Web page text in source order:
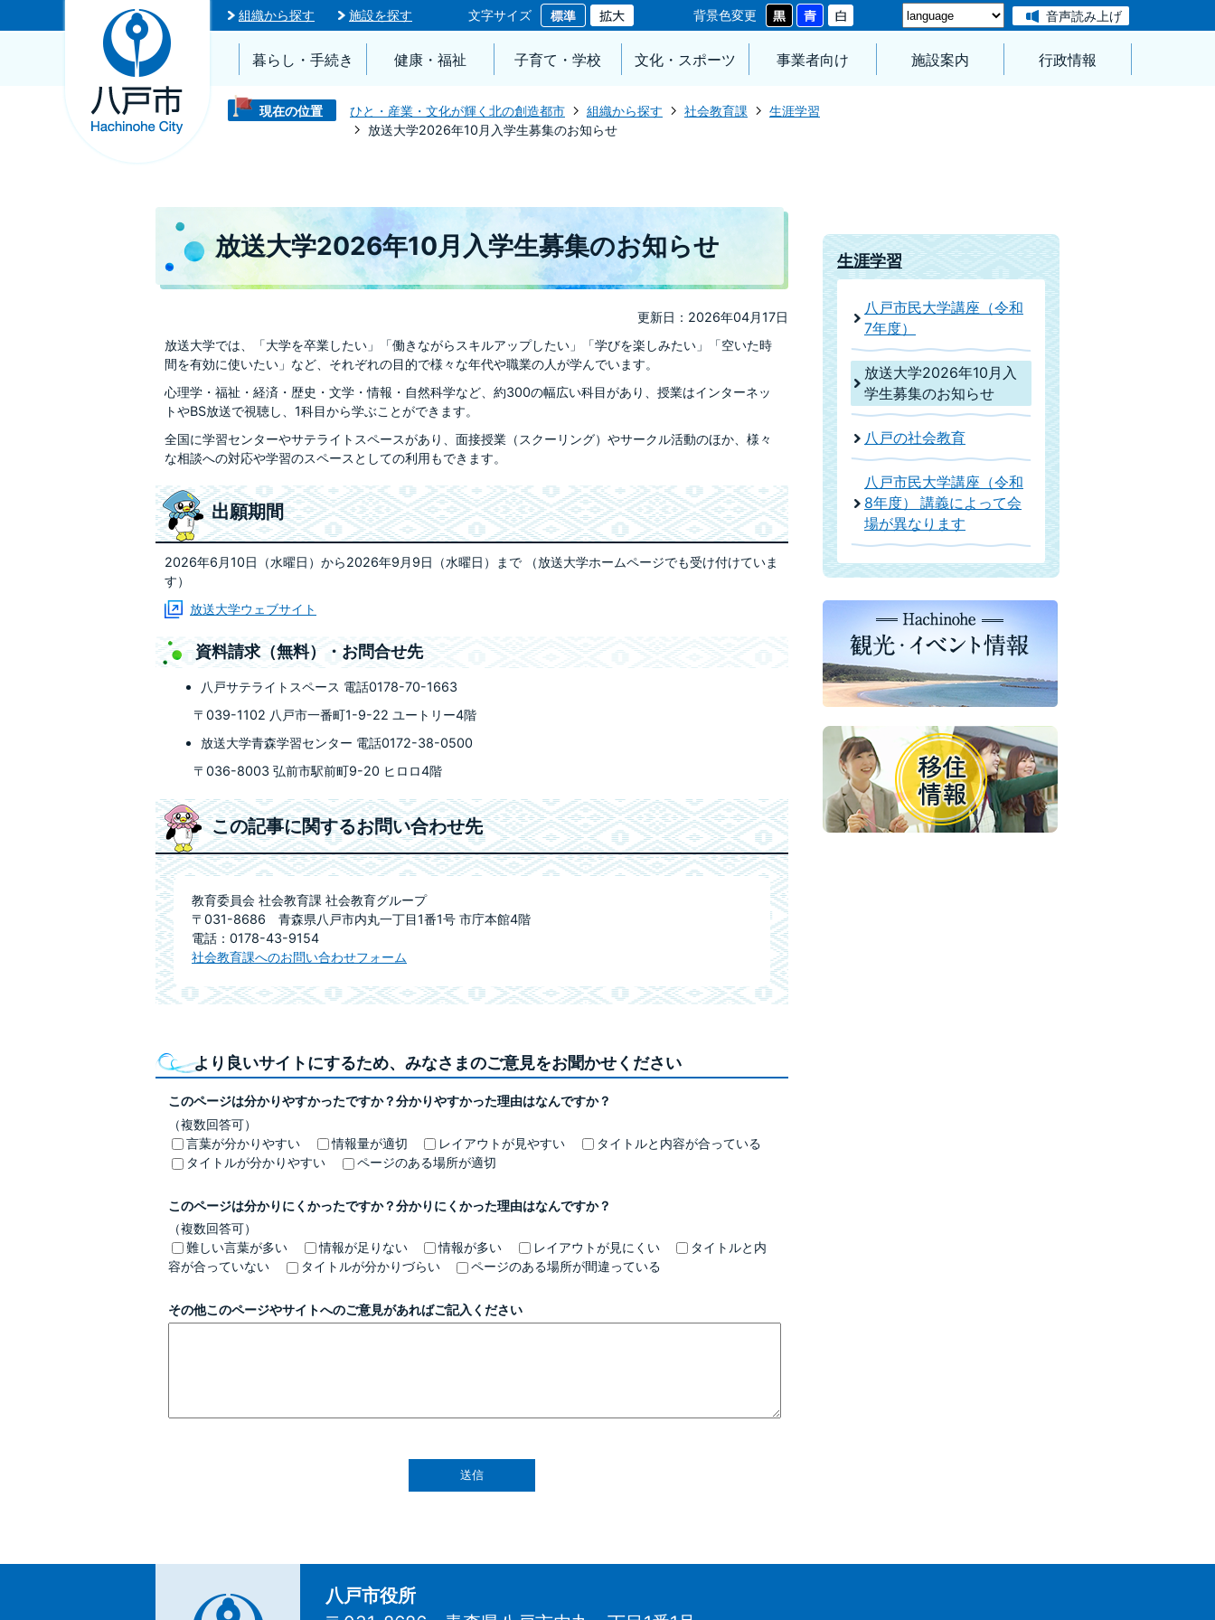
組織から探す 施設を探す 文字サイズ 背景色変更 音声読み上げ
暮らし・手続き 健康・福祉 子育て・学校 文化・スポーツ 事業者向け 施設案内 行政情報
現在の位置 ひと・産業・文化が輝く北の創造都市 組織から探す 社会教育課
生涯学習
放送大学2026年10月入学生募集のお知らせ
放送大学2026年10月入学生募集のお知らせ
更新日：2026年04月17日
放送大学では、「大学を卒業したい」「働きながらスキルアップしたい」「学びを楽しみたい」「空いた時
間を有効に使いたい」など、それぞれの目的で様々な年代や職業の人が学んでいます。
心理学・福祉・経済・歴史・文学・情報・自然科学など、約300の幅広い科目があり、授業はインターネッ
トやBS放送で視聴し、1科目から学ぶことができます。
全国に学習センターやサテライトスペースがあり、面接授業（スクーリング）やサークル活動のほか、様々
な相談への対応や学習のスペースとしての利用もできます。
出願期間
2026年6月10日（水曜日）から2026年9月9日（水曜日）まで （放送大学ホームページでも受け付けていま
す）
放送大学ウェブサイト
資料請求（無料）・お問合せ先
八戸サテライトスペース 電話0178-70-1663
〒039-1102 八戸市一番町1-9-22 ユートリー4階
放送大学青森学習センター 電話0172-38-0500
〒036-8003 弘前市駅前町9-20 ヒロロ4階
この記事に関するお問い合わせ先
教育委員会 社会教育課 社会教育グループ
〒031-8686 青森県八戸市内丸一丁目1番1号 市庁本館4階
電話：0178-43-9154
社会教育課へのお問い合わせフォーム
より良いサイトにするため、みなさまのご意見をお聞かせください
このページは分かりやすかったですか？分かりやすかった理由はなんですか？
（複数回答可）
言葉が分かりやすい
情報量が適切 レイアウトが見やすい
タイトルと内容が合っている
タイトルが分かりやすい
ページのある場所が適切
このページは分かりにくかったですか？分かりにくかった理由はなんですか？
（複数回答可）
難しい言葉が多い
情報が足りない 情報が多い レイアウトが見にくい
タイトルと内
容が合っていない
タイトルが分かりづらい ページのある場所が間違っている
その他このページやサイトへのご意見があればご記入ください
生涯学習
八戸市民大学講座（令和
7年度）
放送大学2026年10月入
学生募集のお知らせ
八戸の社会教育
八戸市民大学講座（令和
8年度） 講義によって会
場が異なります
八戸市役所